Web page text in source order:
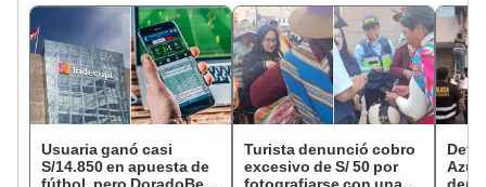
Usuaria ganó casi
S/14.850 en apuesta de
Turista denunció cobro
excesivo de S/ 50 por
Azul